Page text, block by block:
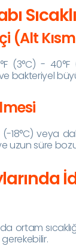
(Alt
(3°C) - 40°F
bakteriyel
(-18°C) veya
uzun süre
ortam